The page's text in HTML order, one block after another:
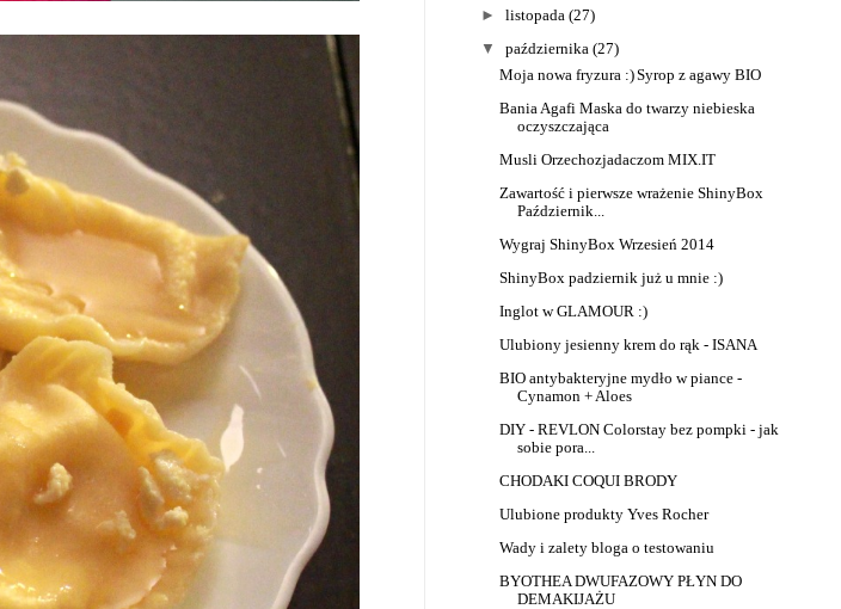
► listopada (27)
▼
października (27)
Moja nowa fryzura :)Syrop z agawy BIO
Bania Agafi Maska do twarzy niebieska
oczyszczająca
Musli Orzechozjadaczom MIX.IT
Zawartość i pierwsze wrażenie ShinyBox
Październik...
Wygraj ShinyBox Wrzesień 2014
ShinyBox padziernik już u mnie :)
Inglot w GLAMOUR :)
Ulubiony jesienny krem do rąk - ISANA
BIO antybakteryjne mydło w piance -
Cynamon + Aloes
DIY - REVLON Colorstay bez pompki - jak
sobie pora...
CHODAKI COQUI BRODY
Ulubione produkty Yves Rocher
Wady i zalety bloga o testowaniu
BYOTHEA DWUFAZOWY PŁYN DO
DEMAKIJAŻU